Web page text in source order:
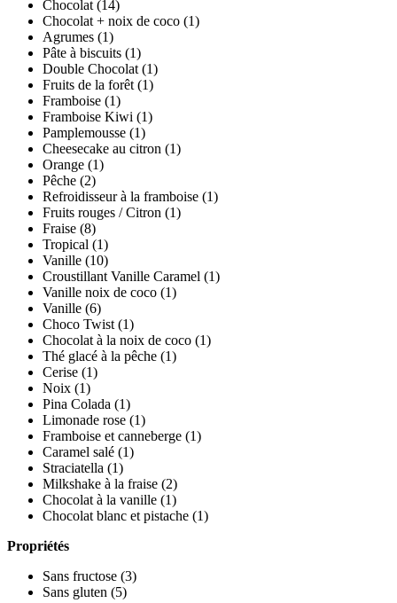
Chocolat (14)
Chocolat + noix de coco (1)
Agrumes (1)
Pâte à biscuits (1)
Double Chocolat (1)
Fruits de la forêt (1)
Framboise (1)
Framboise Kiwi (1)
Pamplemousse (1)
Cheesecake au citron (1)
Orange (1)
Pêche (2)
Refroidisseur à la framboise (1)
Fruits rouges / Citron (1)
Fraise (8)
Tropical (1)
Vanille (10)
Croustillant Vanille Caramel (1)
Vanille noix de coco (1)
Vanille (6)
Choco Twist (1)
Chocolat à la noix de coco (1)
Thé glacé à la pêche (1)
Cerise (1)
Noix (1)
Pina Colada (1)
Limonade rose (1)
Framboise et canneberge (1)
Caramel salé (1)
Straciatella (1)
Milkshake à la fraise (2)
Chocolat à la vanille (1)
Chocolat blanc et pistache (1)
Propriétés
Sans fructose (3)
Sans gluten (5)